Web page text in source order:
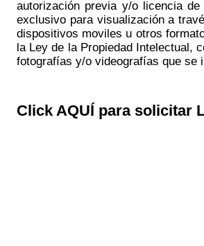
autorización previa y/o licencia
exclusivo para visualización a
dispositivos moviles u otros
la Ley de la Propiedad Intelectual,
fotografías y/o videografías que se
Click AQUÍ para solicitar